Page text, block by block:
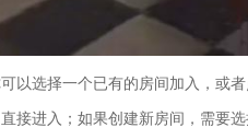
以选择一个已有的房间加入，或者
接进入；如果创建新房间，需要